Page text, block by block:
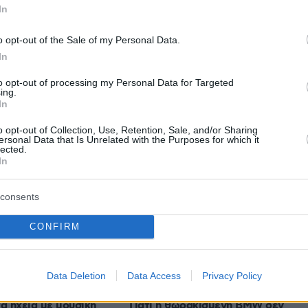
opt-out of the Sale of my Personal Data.
opt-out of processing my Personal Data for Targeted
opt-out of Collection, Use, Retention, Sale, and/or Sharing
Data that Is Unrelated with the Purposes for which it
CONFIRM
Data Deletion Data Access Privacy Policy
στοProtothema.gr
να πετάξετε
στις
προβάδισμα
Οι διακοπές της Δούκισσας
στην Πολυνησία με τα παιδιά της
πριν 13 λεπτά